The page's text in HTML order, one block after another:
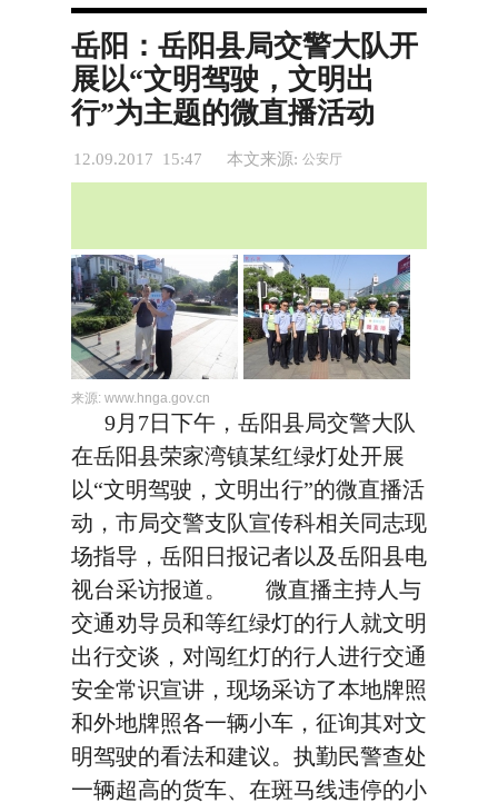
岳阳：岳阳县局交警大队开
展以“文明驾驶，文明出
行”为主题的微直播活动
12.09.2017 15:47 本文来源: 公安厅
来源: www.hnga.gov.cn
9月7日下午，岳阳县局交警大队
在岳阳县荣家湾镇某红绿灯处开展
以“文明驾驶，文明出行”的微直播活
动，市局交警支队宣传科相关同志现
场指导，岳阳日报记者以及岳阳县电
视台采访报道。 微直播主持人与
交通劝导员和等红绿灯的行人就文明
出行交谈，对闯红灯的行人进行交通
安全常识宣讲，现场采访了本地牌照
和外地牌照各一辆小车，征询其对文
明驾驶的看法和建议。执勤民警查处
一辆超高的货车、在斑马线违停的小